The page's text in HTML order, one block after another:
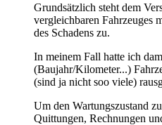
Grundsätzlich steht dem
vergleichbaren Fahrzeuges
des Schadens zu.
In meinem Fall hatte ich
(Baujahr/Kilometer...)
(sind ja nicht soo viele)
Um den Wartungszustand
Quittungen, Rechnungen